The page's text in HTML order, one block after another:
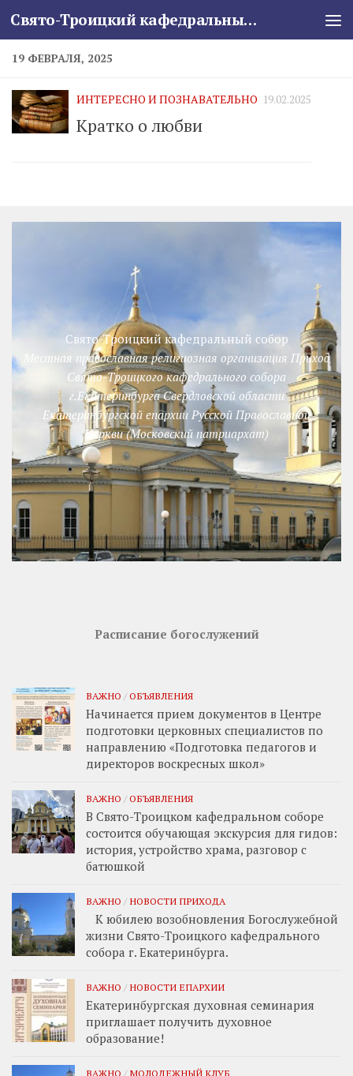
Skip to content Свято-Троицкий кафедральный собор
19 ФЕВРАЛЯ, 2025
ИНТЕРЕСНО И ПОЗНАВАТЕЛЬНО 19.02.2025
Кратко о любви
Свято-Троицкий кафедральный собор
Местная православная религиозная организация Приход
Свято-Троицкого кафедрального собора
г.Екатеринбурга Свердловской области
Екатеринбургской епархии Русской Православной
Церкви (Московский патриархат)
Расписание богослужений
ВАЖНО / ОБЪЯВЛЕНИЯ
Начинается прием документов в Центре
подготовки церковных специалистов по
направлению «Подготовка педагогов и
директоров воскресных школ»
ВАЖНО / ОБЪЯВЛЕНИЯ
В Свято-Троицком кафедральном соборе
состоится обучающая экскурсия для гидов:
история, устройство храма, разговор с
батюшкой
ВАЖНО / НОВОСТИ ПРИХОДА
К юбилею возобновления Богослужебной
жизни Свято-Троицкого кафедрального
собора г. Екатеринбурга.
ВАЖНО / НОВОСТИ ЕПАРХИИ
Екатеринбургская духовная семинария
приглашает получить духовное
образование!
ВАЖНО / МОЛОДЕЖНЫЙ КЛУБ